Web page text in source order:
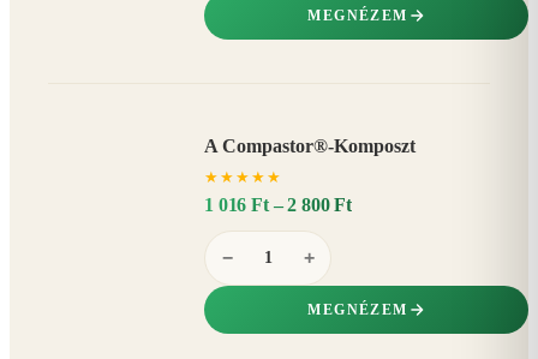
MEGNÉZEM
A Compastor®-Komposzt
★ ★ ★ ★ ★
1 016 Ft – 2 800 Ft
− +
MEGNÉZEM